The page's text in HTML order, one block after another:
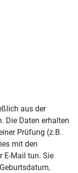
aus der
Die Daten erhalten
Prüfung (z.B.
mit den
E-Mail tun. Sie